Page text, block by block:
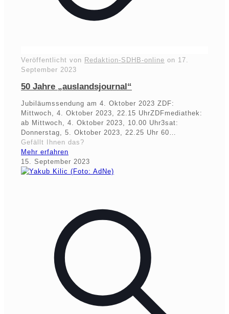
Veröffentlicht von Redaktion-SDHB-online on 17.
September 2023
50 Jahre „auslandsjournal“
Jubiläumssendung am 4. Oktober 2023 ZDF:
Mittwoch, 4. Oktober 2023, 22.15 UhrZDFmediathek:
ab Mittwoch, 4. Oktober 2023, 10.00 Uhr3sat:
Donnerstag, 5. Oktober 2023, 22.25 Uhr 60…
Gefällt Ihnen das?
Mehr erfahren
15. September 2023